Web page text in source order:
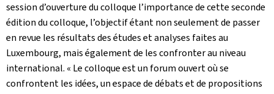
session d’ouverture du colloque l’importance de cette seconde
édition du colloque, l’objectif étant non seulement de passer
en revue les résultats des études et analyses faites au
Luxembourg, mais également de les confronter au niveau
international. « Le colloque est un forum ouvert où se
confrontent les idées, un espace de débats et de propositions